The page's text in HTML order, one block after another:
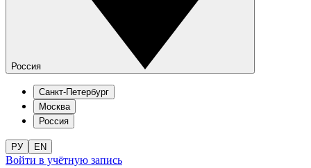
Россия
Санкт-Петербург
Москва
Россия
РУ EN
Войти в учётную запись